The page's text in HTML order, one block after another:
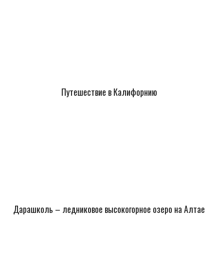
Путешествие в Калифорнию
Дарашколь – ледниковое высокогорное озеро на Алтае